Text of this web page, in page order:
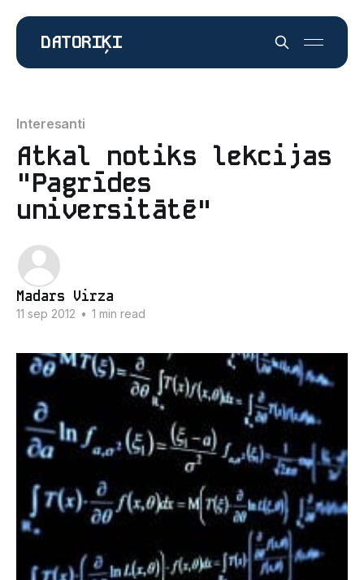
DATORIĶI
Interesanti
Atkal notiks lekcijas
"Pagrīdes
universitātē"
Madars Virza
11 sep 2012 • 1 min read